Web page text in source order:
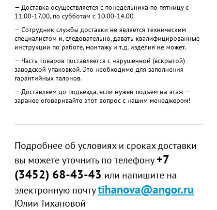
МЛ-785
креплением на DIN-
рейку
Габаритные размеры, мм
90,2 х 71 х 57,5 мм
Класс защиты
IP20 по ГОСТ 14254-
Диапазон рабочих
температур
-25+70
относительная влажность
— Доставка осуществляется с понедельника по пятницу с
11.00-17.00, по субботам с 10.00-14.00
— Сотрудник службы доставки не является техническим
специалистом и, следовательно, давать квалифицированные
инструкции по работе, монтажу и т.д. изделия не может.
— Часть товаров поставляется с нарушенной (вскрытой)
заводской упаковкой. Это необходимо для заполнения
гарантийных талонов.
— Доставляем до подъезда, если нужен подъем на этаж —
заранее оговаривайте этот вопрос с нашим менеджером!
Подробнее об условиях и сроках доставки
вы можете уточнить по телефону+7
(3452) 68-43-43 или напишите на
электронную почтуtihanova@angor.ru
Юлии Тихановой